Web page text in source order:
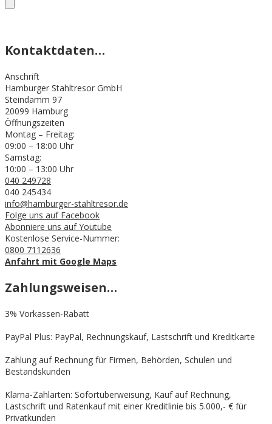
Kontaktdaten…
Anschrift
Hamburger Stahltresor GmbH
Steindamm 97
20099 Hamburg
Öffnungszeiten
Montag – Freitag:
09:00 – 18:00 Uhr
Samstag:
10:00 – 13:00 Uhr
040 249728
040 245434
info@hamburger-stahltresor.de
Folge uns auf Facebook
Abonniere uns auf Youtube
Kostenlose Service-Nummer:
0800 7112636
Anfahrt mit Google Maps
Zahlungsweisen…
3% Vorkassen-Rabatt
PayPal Plus: PayPal, Rechnungskauf, Lastschrift und Kreditkarte
Zahlung auf Rechnung für Firmen, Behörden, Schulen und
Bestandskunden
Klarna-Zahlarten: Sofortüberweisung, Kauf auf Rechnung,
Lastschrift und Ratenkauf mit einer Kreditlinie bis 5.000,- € für
Privatkunden